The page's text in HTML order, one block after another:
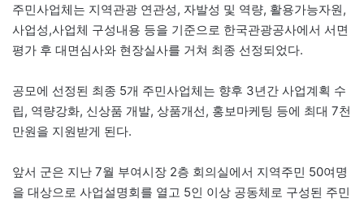
주민사업체는 지역관광 연관성, 자발성 및 역량, 활용가능자원,
사업성,사업체 구성내용 등을 기준으로 한국관광공사에서 서면
평가 후 대면심사와 현장실사를 거쳐 최종 선정되었다.
공모에 선정된 최종 5개 주민사업체는 향후 3년간 사업계획 수
립, 역량강화, 신상품 개발, 상품개선, 홍보마케팅 등에 최대 7천
만원을 지원받게 된다.
앞서 군은 지난 7월 부여시장 2층 회의실에서 지역주민 50여명
을 대상으로 사업설명회를 열고 5인 이상 공동체로 구성된 주민